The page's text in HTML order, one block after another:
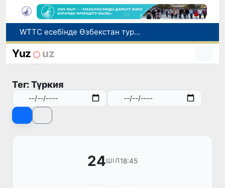
Мүмкіндігі шектеулі талапкерлерге қабылдау емтихандарында қосымша уақыт беріледі
Беларусьтен Өзбекстанға екінші тікелей жүк пойызы жөнелтілді
WTTC есебінде Өзбекстан туризмнің өсу қарқыны бойынша Орталық Азияда бірінші орынға шықты
Yuz uz
Тег: Түркия
24ШІЛ18:45